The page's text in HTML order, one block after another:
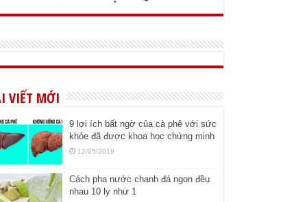
VIẾT MỚI
9 lợi ích bất ngờ của cà phê với sức
khỏe đã được khoa học chứng minh
12/05/2019
Cách pha nước chanh đá ngon đều
nhau 10 ly như 1